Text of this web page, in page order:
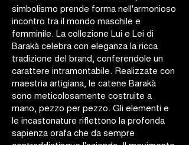
simbolismo prende forma nell'armonioso
incontro tra il mondo maschile e
femminile. La collezione Lui e Lei di
Barakà celebra con eleganza la ricca
tradizione del brand, conferendole un
carattere intramontabile. Realizzate con
maestria artigiana, le catene Barakà
sono meticolosamente costruite a
mano, pezzo per pezzo. Gli elementi e
le incastonature riflettono la profonda
sapienza orafa che da sempre